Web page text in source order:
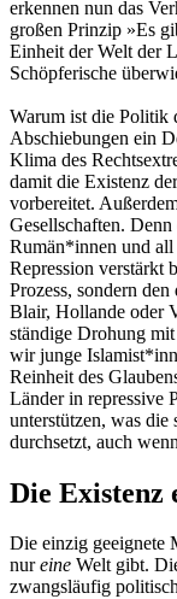
erkennen nun das
großen Prinzip »Es
Einheit der Welt der
Schöpferische
Warum ist die Politik
Abschiebungen ein
Klima des
damit die Existenz
vorbereitet.
Gesellschaften.
Rumän*innen und all
Repression verstärkt
Prozess, sondern
Blair, Hollande oder
ständige Drohung
wir junge
Reinheit des
Länder in repressive
unterstützen, was die
durchsetzt, auch
Die Existenz
Die einzig geeignete
nureine Welt gibt.
zwangsläufig